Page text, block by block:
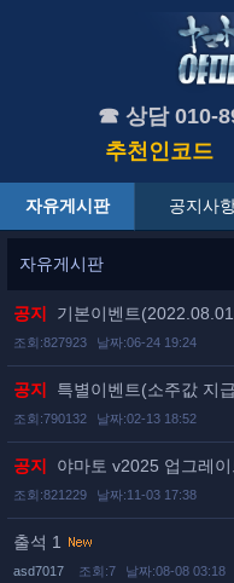
☎ 상담 010-
추천인코드
자유게시판 공지사
자유게시판
공지 기본이벤트
조회:827923 날짜:06-24 19:24
공지 특별이벤트(소주값 지
조회:790132 날짜:02-13 18:52
공지 야마토 v2025 업그레이
조회:821229 날짜:11-03 17:38
출석 1
asd7017 조회:7 날짜:08-08 03:18